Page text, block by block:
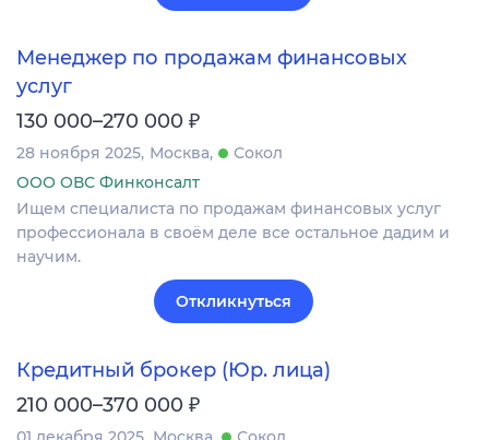
Менеджер по продажам финансовых
услуг
130 000–270 000 ₽
28 ноября 2025 Москва
Сокол
ООО ОВС Финконсалт
Ищем специалиста по продажам финансовых услуг
профессионала в своём деле все остальное дадим и
научим.
Откликнуться
Кредитный брокер (Юр. лица)
210 000–370 000 ₽